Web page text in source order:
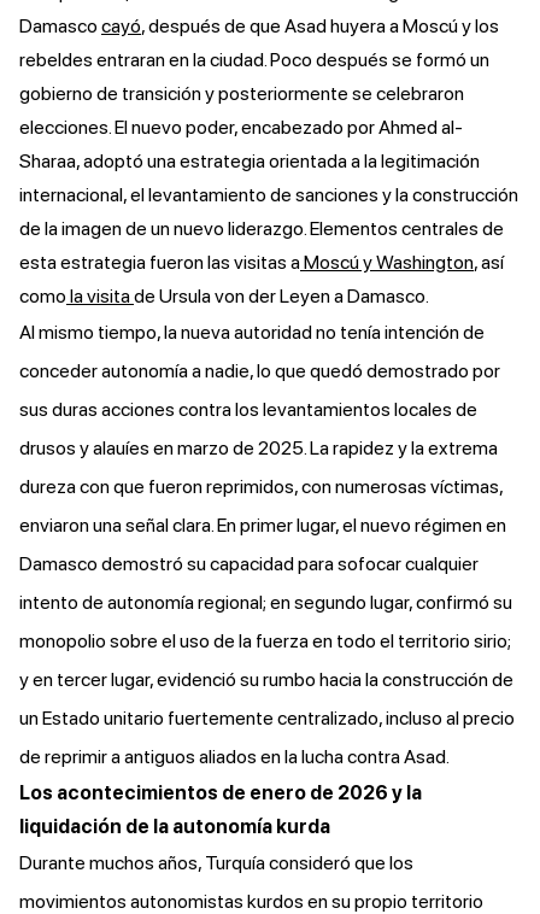
Damasco cayó, después de que Asad huyera a Moscú y los
rebeldes entraran en la ciudad. Poco después se formó un
gobierno de transición y posteriormente se celebraron
elecciones. El nuevo poder, encabezado por Ahmed al-
Sharaa, adoptó una estrategia orientada a la legitimación
internacional, el levantamiento de sanciones y la construcción
de la imagen de un nuevo liderazgo. Elementos centrales de
esta estrategia fueron las visitas aMoscúyWashington, así
como la visitade Ursula von der Leyen a Damasco.
Al mismo tiempo, la nueva autoridad no tenía intención de
conceder autonomía a nadie, lo que quedó demostrado por
sus duras acciones contra los levantamientos locales de
drusos y alauíes en marzo de 2025. La rapidez y la extrema
dureza con que fueron reprimidos, con numerosas víctimas,
enviaron una señal clara. En primer lugar, el nuevo régimen en
Damasco demostró su capacidad para sofocar cualquier
intento de autonomía regional; en segundo lugar, confirmó su
monopolio sobre el uso de la fuerza en todo el territorio sirio;
y en tercer lugar, evidenció su rumbo hacia la construcción de
un Estado unitario fuertemente centralizado, incluso al precio
de reprimir a antiguos aliados en la lucha contra Asad.
Los acontecimientos de enero de 2026 y la
liquidación de la autonomía kurda
Durante muchos años, Turquía consideró que los
movimientos autonomistas kurdos en su propio territorio